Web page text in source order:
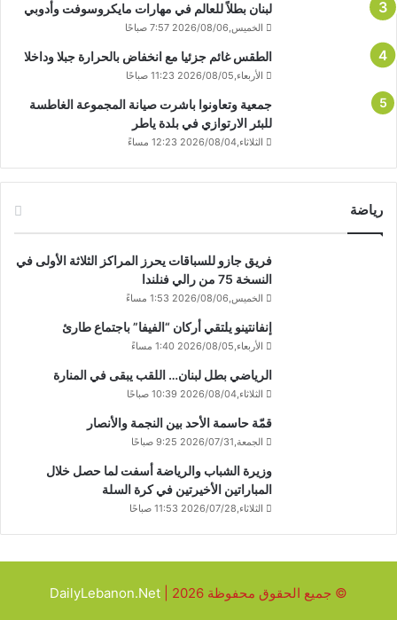
لبنان بطلاً للعالم في مهارات مايكروسوفت وأدوبي
الخميس,2026/08/06 7:57 صباحًا
الطقس غائم جزئيا مع انخفاض بالحرارة جبلا وداخلا
الأربعاء,2026/08/05 11:23 صباحًا
جمعية وتعاونوا باشرت صيانة المجموعة الغاطسة
للبئر الارتوازي في بلدة ياطر
الثلاثاء,2026/08/04 12:23 مساءً
رياضة
فريق جازو للسباقات يحرز المراكز الثلاثة الأولى في
النسخة 75 من رالي فنلندا
الخميس,2026/08/06 1:53 مساءً
إنفانتينو يلتقي أركان “الفيفا” باجتماع طارئ
الأربعاء,2026/08/05 1:40 مساءً
الرياضي بطل لبنان… اللقب يبقى في المنارة
الثلاثاء,2026/08/04 10:39 صباحًا
قمّة حاسمة الأحد بين النجمة والأنصار
الجمعة,2026/07/31 9:25 صباحًا
وزيرة الشباب والرياضة أسفت لما حصل خلال
المباراتين الأخيرتين في كرة السلة
الثلاثاء,2026/07/28 11:53 صباحًا
© جميع الحقوق محفوظة 2026 | DailyLebanon.Net